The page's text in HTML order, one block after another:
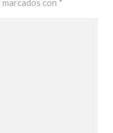
con *